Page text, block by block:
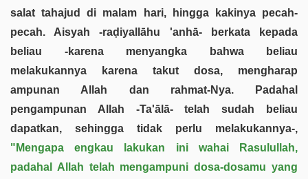
salat tahajud di malam hari, hingga kakinya pecah-
pecah. Aisyah -raḍiyallāhu 'anhā- berkata kepada
beliau -karena menyangka bahwa beliau
melakukannya karena takut dosa, mengharap
ampunan Allah dan rahmat-Nya. Padahal
pengampunan Allah -Ta'ālā- telah sudah beliau
dapatkan, sehingga tidak perlu melakukannya-,
"Mengapa engkau lakukan ini wahai Rasulullah,
padahal Allah telah mengampuni dosa-dosamu yang